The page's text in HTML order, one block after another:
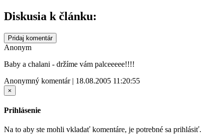
Diskusia k článku:
Pridaj komentár
Anonym
Baby a chalani - držíme vám palceeeee!!!!
Anonymný komentár | 18.08.2005 11:20:55
×
Prihlásenie
Na to aby ste mohli vkladať komentáre, je potrebné sa prihlásiť.